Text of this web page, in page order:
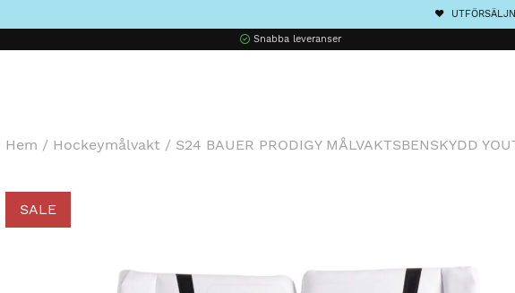
❤️
Snabba leveranser
Hem / Hockeymålvakt / S24 BAUER PRODIGY MÅLVAKTSBENSKYDD
SALE